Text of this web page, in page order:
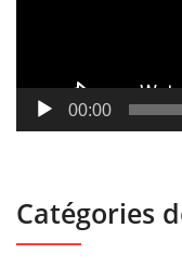
00:00
Catégories